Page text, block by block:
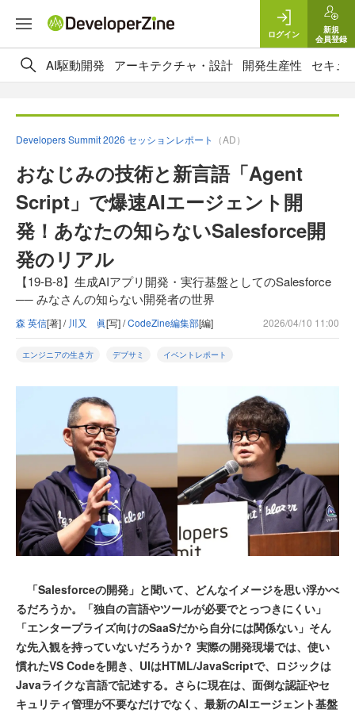
ログイン
新規
会員登録
AI駆動開発 アーキテクチャ・設計 開発生産性 セキュ
Developers Summit 2026 セッションレポート （AD）
おなじみの技術と新言語「Agent
Script」で爆速AIエージェント開
発！あなたの知らないSalesforce開
発のリアル
【19-B-8】生成AIアプリ開発・実行基盤としてのSalesforce
── みなさんの知らない開発者の世界
森 英信[著] / 川又 眞[写] /CodeZine編集部[編] 2026/04/10 11:00
エンジニアの生き方 デブサミ イベントレポート
「Salesforceの開発」と聞いて、どんなイメージを思い浮かべ
るだろうか。「独自の言語やツールが必要でとっつきにくい」
「エンタープライズ向けのSaaSだから自分には関係ない」そん
な先入観を持っていないだろうか？ 実際の開発現場では、使い
慣れたVS Codeを開き、UIはHTML/JavaScriptで、ロジックは
Javaライクな言語で記述する。さらに現在は、面倒な認証やセ
キュリティ管理が不要なだけでなく、最新のAIエージェント基盤